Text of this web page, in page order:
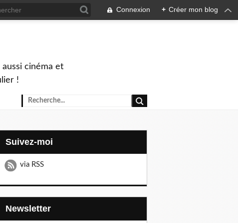
Connexion + Créer mon blog
cinéma et
!
Suivez-moi
via RSS
Newsletter